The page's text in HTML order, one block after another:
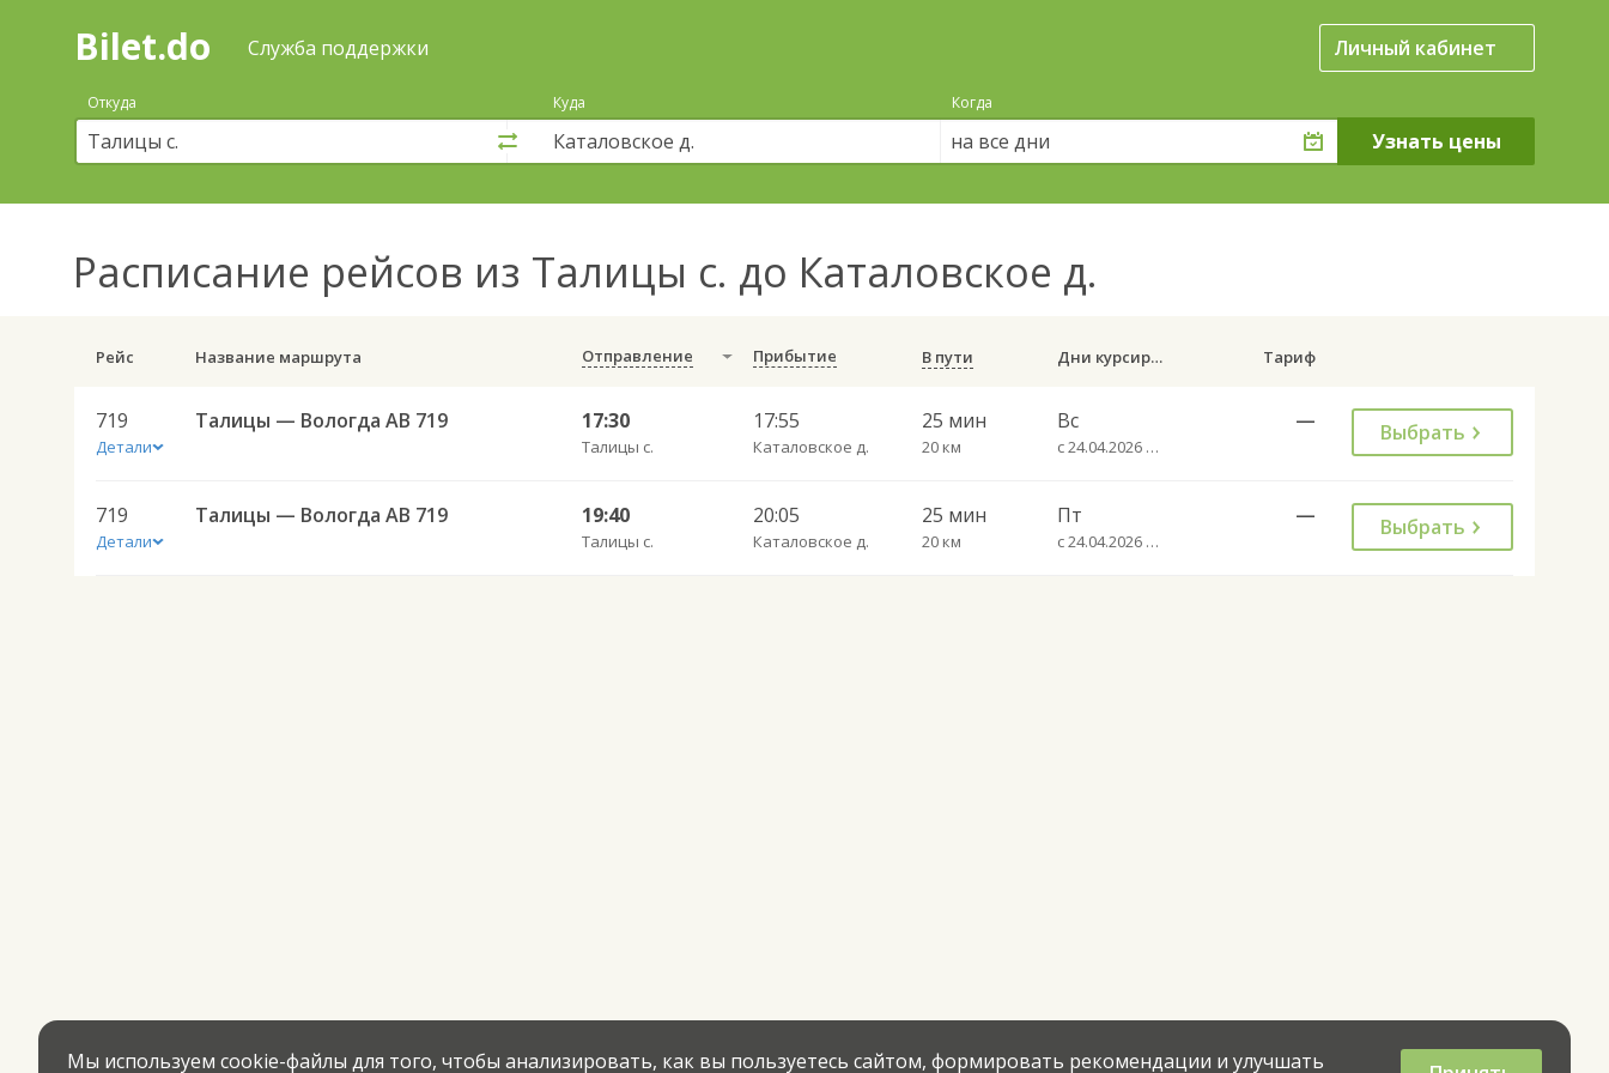
Поиск
покупка
билетов
автобус
онлайн
Bilet.do Служба поддержки Личный кабинет
Откуда Куда Когда
на все дни
Расписание рейсов из Талицы с. до Каталовское д.
Рейс Название маршрута Отправление Прибытие В пути Дни курсирования Тариф
719
Детали
Талицы — Вологда АВ 719 17:30
Талицы с.
17:55
Каталовское д.
25 мин
20 км
Вс
с 24.04.2026 до 27.09.2026
— Выбрать
719
Детали
Талицы — Вологда АВ 719 19:40
Талицы с.
20:05
Каталовское д.
25 мин
20 км
Пт
с 24.04.2026 до 27.09.2026
— Выбрать
Мы используем cookie-файлы для того, чтобы анализировать, как вы пользуетесь сайтом, формировать рекомендации и улучшать